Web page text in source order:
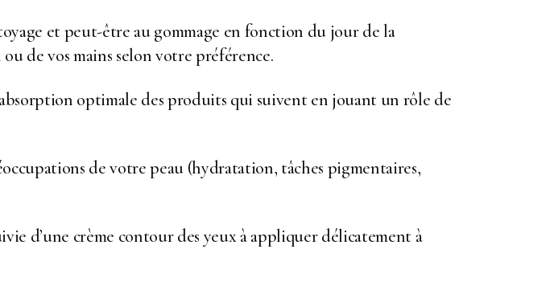
et peut-être au gommage en fonction du jour de la
de vos mains selon votre préférence.
optimale des produits qui suivent en jouant un rôle de
de votre peau (hydratation, tâches pigmentaires,
d’une crème contour des yeux à appliquer délicatement à